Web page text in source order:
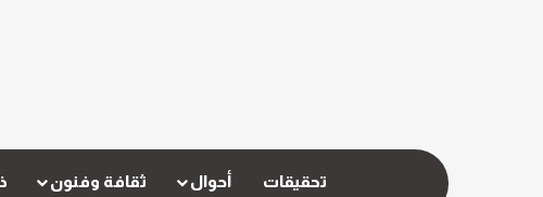
تحقيقات أحوال ثقافة وفنون